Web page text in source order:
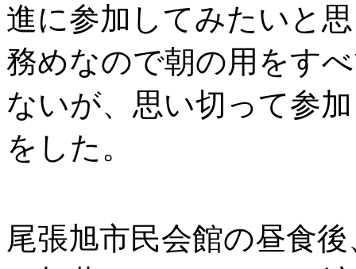
進に参加してみたいと
務めなので朝の用をす
ないが、思い切って参
をした。
尾張旭市民会館の昼食